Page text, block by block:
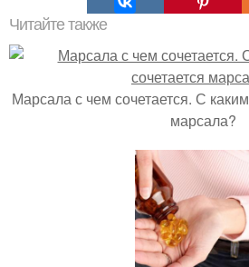
Читайте также
Марсала с чем сочетается. С
марсала?